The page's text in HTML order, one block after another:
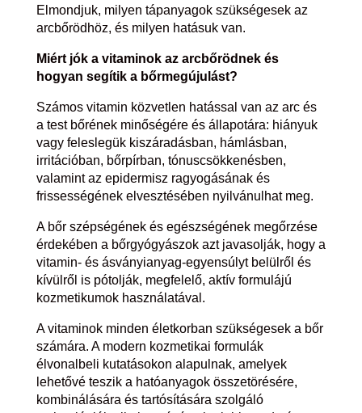
Elmondjuk, milyen tápanyagok szükségesek az
arcbőrödhöz, és milyen hatásuk van.
Miért jók a vitaminok az arcbőrödnek és
hogyan segítik a bőrmegújulást?
Számos vitamin közvetlen hatással van az arc és
a test bőrének minőségére és állapotára: hiányuk
vagy feleslegük kiszáradásban, hámlásban,
irritációban, bőrpírban, tónuscsökkenésben,
valamint az epidermisz ragyogásának és
frissességének elvesztésében nyilvánulhat meg.
A bőr szépségének és egészségének megőrzése
érdekében a bőrgyógyászok azt javasolják, hogy a
vitamin- és ásványianyag-egyensúlyt belülről és
kívülről is pótolják, megfelelő, aktív formulájú
kozmetikumok használatával.
A vitaminok minden életkorban szükségesek a bőr
számára. A modern kozmetikai formulák
élvonalbeli kutatásokon alapulnak, amelyek
lehetővé teszik a hatóanyagok összetörésére,
kombinálására és tartósítására szolgáló